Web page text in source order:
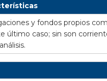
y fondos propios
último caso; sin son